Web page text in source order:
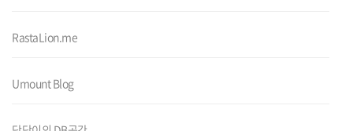
RastaLion.me
Umount Blog